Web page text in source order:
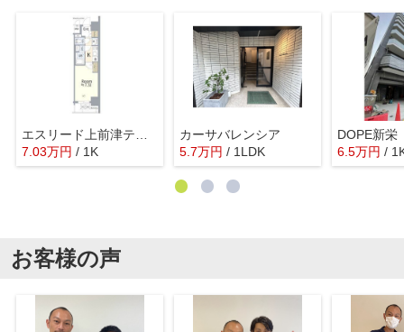
エスリード上前津テルツェ
7.03万円 / 1K
カーサバレンシア
5.7万円 / 1LDK
DOPE新栄
6.5万円 /
お客様の声